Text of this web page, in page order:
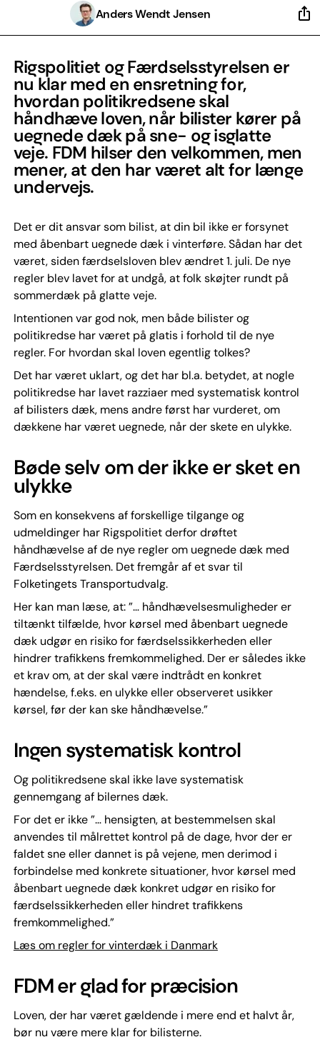
Anders Wendt Jensen
Rigspolitiet og Færdselsstyrelsen er
nu klar med en ensretning for,
hvordan politikredsene skal
håndhæve loven, når bilister kører på
uegnede dæk på sne- og isglatte
veje. FDM hilser den velkommen, men
mener, at den har været alt for længe
undervejs.
Det er dit ansvar som bilist, at din bil ikke er forsynet
med åbenbart uegnede dæk i vinterføre. Sådan har det
været, siden færdselsloven blev ændret 1. juli. De nye
regler blev lavet for at undgå, at folk skøjter rundt på
sommerdæk på glatte veje.
Intentionen var god nok, men både bilister og
politikredse har været på glatis i forhold til de nye
regler. For hvordan skal loven egentlig tolkes?
Det har været uklart, og det har bl.a. betydet, at nogle
politikredse har lavet razziaer med systematisk kontrol
af bilisters dæk, mens andre først har vurderet, om
dækkene har været uegnede, når der skete en ulykke.
Bøde selv om der ikke er sket en
ulykke
Som en konsekvens af forskellige tilgange og
udmeldinger har Rigspolitiet derfor drøftet
håndhævelse af de nye regler om uegnede dæk med
Færdselsstyrelsen. Det fremgår af et svar til
Folketingets Transportudvalg.
Her kan man læse, at: ”… håndhævelsesmuligheder er
tiltænkt tilfælde, hvor kørsel med åbenbart uegnede
dæk udgør en risiko for færdselssikkerheden eller
hindrer trafikkens fremkommelighed. Der er således ikke
et krav om, at der skal være indtrådt en konkret
hændelse, f.eks. en ulykke eller observeret usikker
kørsel, før der kan ske håndhævelse.”
Ingen systematisk kontrol
Og politikredsene skal ikke lave systematisk
gennemgang af bilernes dæk.
For det er ikke ”… hensigten, at bestemmelsen skal
anvendes til målrettet kontrol på de dage, hvor der er
faldet sne eller dannet is på vejene, men derimod i
forbindelse med konkrete situationer, hvor kørsel med
åbenbart uegnede dæk konkret udgør en risiko for
færdselssikkerheden eller hindret trafikkens
fremkommelighed.”
Læs om regler for vinterdæk i Danmark
FDM er glad for præcision
Loven, der har været gældende i mere end et halvt år,
bør nu være mere klar for bilisterne.